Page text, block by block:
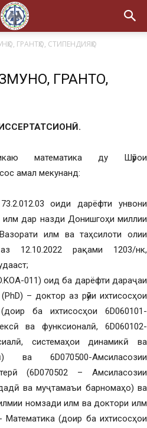
ГРАНТҲО, СТИПЕНДИЯҲО
ГРАНТҲО,
математика ду Шӯрои
амал мекунанд:
оиди дарёфти унвони
дар назди Донишгоҳи миллии
илм ва таҳсилоти олии
12.10.2022 рақами 1203/нк,
011) оид ба дарёфти дараҷаи
– доктор аз рӯйи ихтисосҳои
ба ихтисосҳои 6D060101-
ва функсионалӣ, 6D060102-
системаҳои динамикӣ ва
ва 6D070500-Амсиласозии
(6D070502 – Амсиласозии
ва муҷтамаъи барномаҳо) ва
номзади илм ва доктори илм
Математика (доир ба ихтисосҳои